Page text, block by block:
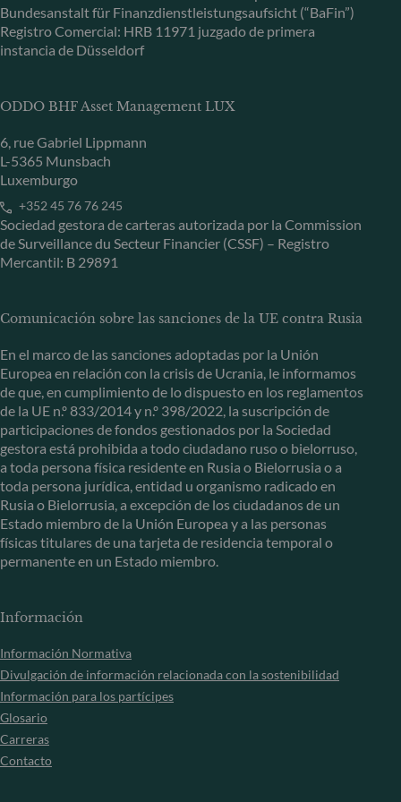
Bundesanstalt für Finanzdienstleistungsaufsicht (“BaFin”)
Registro Comercial: HRB 11971 juzgado de primera
instancia de Düsseldorf
ODDO BHF Asset Management LUX
6, rue Gabriel Lippmann
L-5365 Munsbach
Luxemburgo
+352 45 76 76 245
Sociedad gestora de carteras autorizada por la Commission
de Surveillance du Secteur Financier (CSSF) – Registro
Mercantil: B 29891
Comunicación sobre las sanciones de la UE contra Rusia
En el marco de las sanciones adoptadas por la Unión
Europea en relación con la crisis de Ucrania, le informamos
de que, en cumplimiento de lo dispuesto en los reglamentos
de la UE n.º 833/2014 y n.º 398/2022, la suscripción de
participaciones de fondos gestionados por la Sociedad
gestora está prohibida a todo ciudadano ruso o bielorruso,
a toda persona física residente en Rusia o Bielorrusia o a
toda persona jurídica, entidad u organismo radicado en
Rusia o Bielorrusia, a excepción de los ciudadanos de un
Estado miembro de la Unión Europea y a las personas
físicas titulares de una tarjeta de residencia temporal o
permanente en un Estado miembro.
Información
Información Normativa
Divulgación de información relacionada con la sostenibilidad
Información para los partícipes
Glosario
Carreras
Contacto